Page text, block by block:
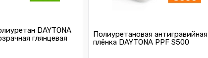
DAYTONA
глянцевая
Полиуретановая антигравийная
плёнка DAYTONA PPF S500